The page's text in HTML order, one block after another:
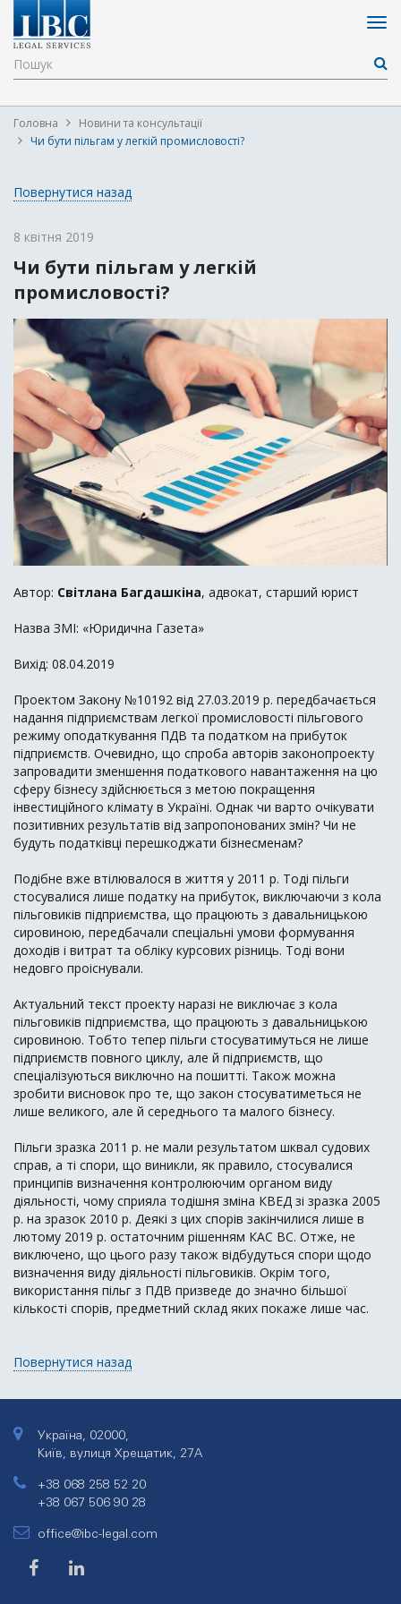
Головна
Новини та консультації
Чи бути пільгам у легкій промисловості?
Повернутися назад
8 квітня 2019
Чи бути пільгам у легкій
промисловості?
Автор: Світлана Багдашкіна, адвокат, старший юрист
Назва ЗМІ: «Юридична Газета»
Вихід: 08.04.2019
Проектом Закону №10192 від 27.03.2019 р. передбачається
надання підприємствам легкої промисловості пільгового
режиму оподаткування ПДВ та податком на прибуток
підприємств. Очевидно, що спроба авторів законопроекту
запровадити зменшення податкового навантаження на цю
сферу бізнесу здійснюється з метою покращення
інвестиційного клімату в Україні. Однак чи варто очікувати
позитивних результатів від запропонованих змін? Чи не
будуть податківці перешкоджати бізнесменам?
Подібне вже втілювалося в життя у 2011 р. Тоді пільги
стосувалися лише податку на прибуток, виключаючи з кола
пільговиків підприємства, що працюють з давальницькою
сировиною, передбачали спеціальні умови формування
доходів і витрат та обліку курсових різниць. Тоді вони
недовго проіснували.
Актуальний текст проекту наразі не виключає з кола
пільговиків підприємства, що працюють з давальницькою
сировиною. Тобто тепер пільги стосуватимуться не лише
підприємств повного циклу, але й підприємств, що
спеціалізуються виключно на пошитті. Також можна
зробити висновок про те, що закон стосуватиметься не
лише великого, але й середнього та малого бізнесу.
Пільги зразка 2011 р. не мали результатом шквал судових
справ, а ті спори, що виникли, як правило, стосувалися
принципів визначення контролюючим органом виду
діяльності, чому сприяла тодішня зміна КВЕД зі зразка 2005
р. на зразок 2010 р. Деякі з цих спорів закінчилися лише в
лютому 2019 р. остаточним рішенням КАС ВС. Отже, не
виключено, що цього разу також відбудуться спори щодо
визначення виду діяльності пільговиків. Окрім того,
використання пільг з ПДВ призведе до значно більшої
кількості спорів, предметний склад яких покаже лише час.
Повернутися назад
Україна, 02000,
Київ, вулиця Хрещатик, 27А
+38 068 258 52 20
+38 067 506 90 28
office@ibc-legal.com